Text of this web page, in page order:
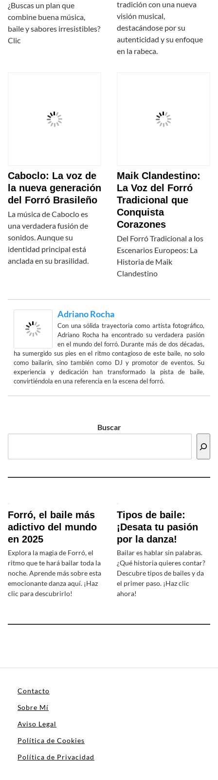
¿Buscas un plan que
combine buena música,
baile y sabores irresistibles?
Clic
tradición con una nueva
visión musical,
destacándose por su
autenticidad y su enfoque
en la rabeca.
Caboclo: La voz de
la nueva generación
del Forró Brasileño
La música de Caboclo es
una verdadera fusión de
sonidos. Aunque su
identidad principal está
anclada en su brasilidad.
Maik Clandestino:
La Voz del Forró
Tradicional que
Conquista
Corazones
Del Forró Tradicional a los
Escenarios Europeos: La
Historia de Maik
Clandestino
Adriano Rocha
Con una sólida trayectoria como artista fotográfico,
Adriano Rocha ha encontrado su verdadera pasión
en el mundo del forró. Durante más de dos décadas,
ha sumergido sus pies en el ritmo contagioso de este baile, no solo
como bailarín, sino también como DJ y promotor de eventos. Su
experiencia y dedicación han transformado la pista de baile,
convirtiéndola en una referencia en la escena del forró.
Buscar
Forró, el baile más
adictivo del mundo
en 2025
Explora la magia de Forró, el
ritmo que te hará bailar toda la
noche. Aprende más sobre esta
emocionante danza aquí. ¡Haz
clic para descubrirlo!
Tipos de baile:
¡Desata tu pasión
por la danza!
Bailar es hablar sin palabras.
¿Qué historia quieres contar?
Descubre tipos de bailes y da
el primer paso. ¡Haz clic
ahora!
Contacto
Sobre Mí
Aviso Legal
Política de Cookies
Política de Privacidad